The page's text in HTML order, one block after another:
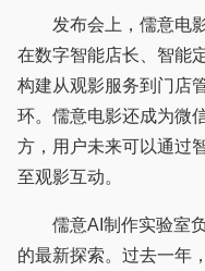
发布会上，儒意电影
在数字智能店长、智能
构建从观影服务到门店
环。儒意电影还成为微
方，用户未来可以通过
至观影互动。
儒意AI制作实验室负
的最新探索。过去一年